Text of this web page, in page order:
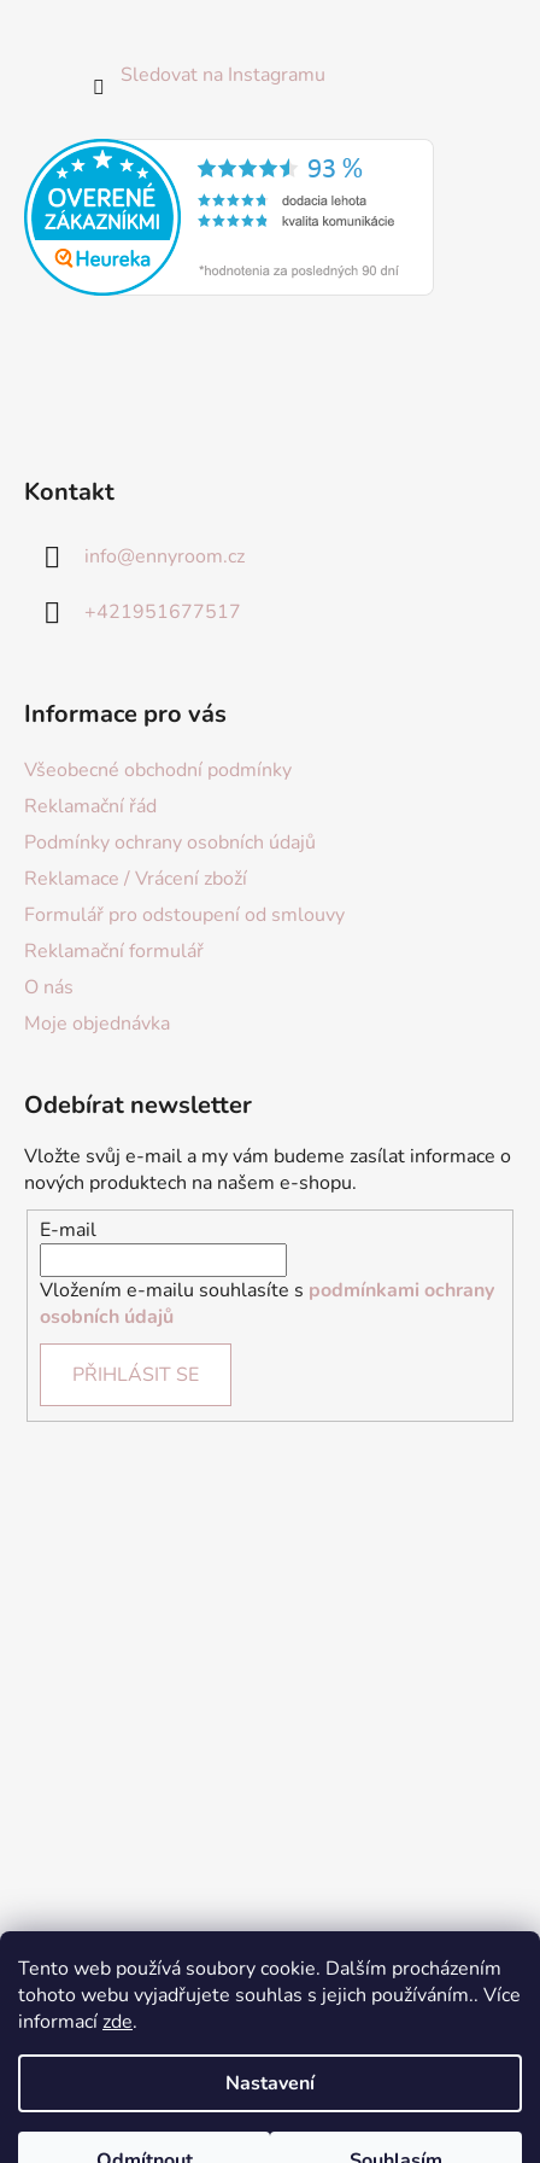
Tento web používá soubory cookie. Dalším procházením
tohoto webu vyjadřujete souhlas s jejich používáním.. Více
informacízde.
Nastavení
Sledovat na Instagramu
Kontakt
info@ennyroom.cz
+421951677517
Informace pro vás
Všeobecné obchodní podmínky
Reklamační řád
Podmínky ochrany osobních údajů
Reklamace / Vrácení zboží
Formulář pro odstoupení od smlouvy
Reklamační formulář
O nás
Moje objednávka
Odebírat newsletter
Vložte svůj e-mail a my vám budeme zasílat informace o
nových produktech na našem e-shopu.
E-mail
Vložením e-mailu souhlasíte s podmínkami ochrany
osobních údajů
PŘIHLÁSIT SE
Přijímáme online platby